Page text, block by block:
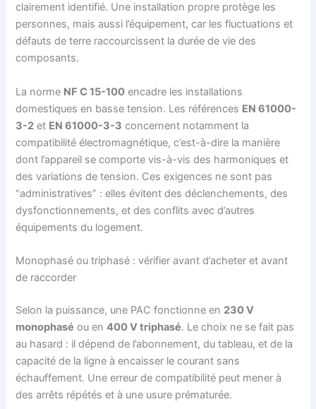
clairement identifié. Une installation propre protège les
personnes, mais aussi l’équipement, car les fluctuations et
défauts de terre raccourcissent la durée de vie des
composants.
La norme NF C 15-100 encadre les installations
domestiques en basse tension. Les références EN 61000-
3-2 et EN 61000-3-3 concernent notamment la
compatibilité électromagnétique, c’est-à-dire la manière
dont l’appareil se comporte vis-à-vis des harmoniques et
des variations de tension. Ces exigences ne sont pas
“administratives” : elles évitent des déclenchements, des
dysfonctionnements, et des conflits avec d’autres
équipements du logement.
Monophasé ou triphasé : vérifier avant d’acheter et avant
de raccorder
Selon la puissance, une PAC fonctionne en 230 V
monophasé ou en400 V triphasé. Le choix ne se fait pas
au hasard : il dépend de l’abonnement, du tableau, et de la
capacité de la ligne à encaisser le courant sans
échauffement. Une erreur de compatibilité peut mener à
des arrêts répétés et à une usure prématurée.